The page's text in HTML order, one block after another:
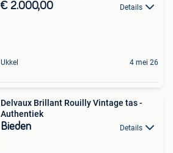
€ 2.000,00 Details
Ukkel 4 mei 26
Delvaux Brillant Rouilly Vintage tas -
Authentiek
Bieden Details